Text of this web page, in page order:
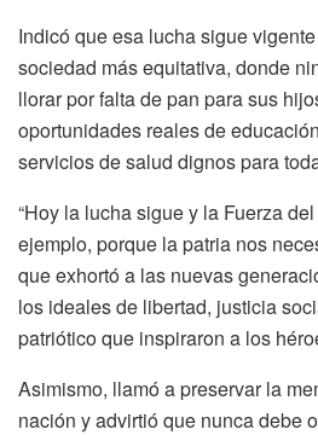
Indicó que esa lucha sigue
sociedad más equitativa, donde
llorar por falta de pan para sus
oportunidades reales de
servicios de salud dignos para
“Hoy la lucha sigue y la Fuerza
ejemplo, porque la patria nos
que exhortó a las nuevas
los ideales de libertad, justicia
patriótico que inspiraron a los
Asimismo, llamó a preservar la
nación y advirtió que nunca debe